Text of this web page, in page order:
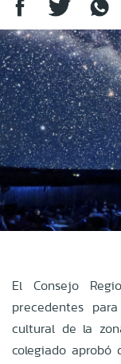
El Consejo
precedentes
cultural de la
colegiado